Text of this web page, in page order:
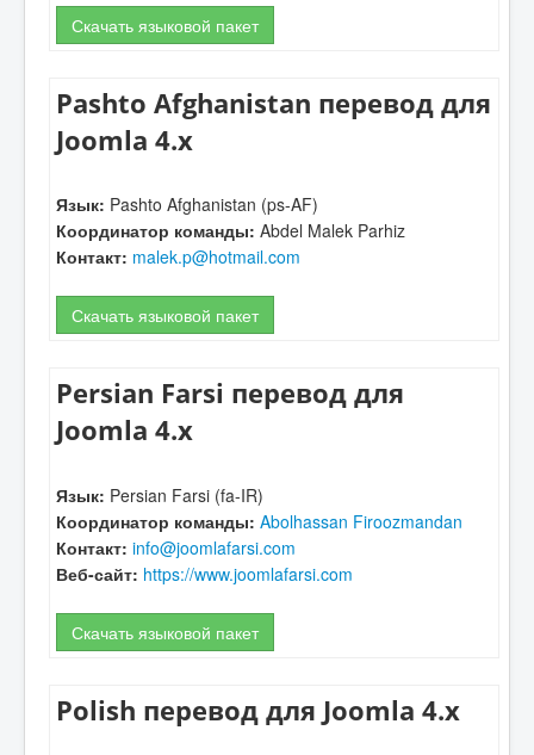
Скачать языковой пакет
Pashto Afghanistan перевод для
Joomla 4.x
Язык: Pashto Afghanistan (ps-AF)
Координатор команды: Abdel Malek Parhiz
Контакт: malek.p@hotmail.com
Скачать языковой пакет
Persian Farsi перевод для
Joomla 4.x
Язык: Persian Farsi (fa-IR)
Координатор команды: Abolhassan Firoozmandan
Контакт: info@joomlafarsi.com
Веб-сайт: https://www.joomlafarsi.com
Скачать языковой пакет
Polish перевод для Joomla 4.x